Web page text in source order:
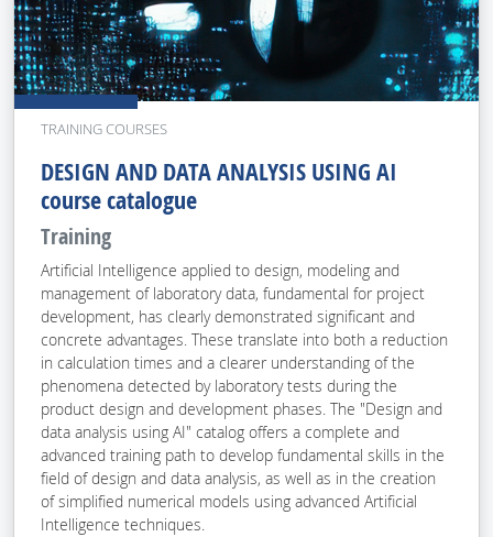
TRAINING COURSES
DESIGN AND DATA ANALYSIS USING AI
course catalogue
Training
Artificial Intelligence applied to design, modeling and
management of laboratory data, fundamental for project
development, has clearly demonstrated significant and
concrete advantages. These translate into both a reduction
in calculation times and a clearer understanding of the
phenomena detected by laboratory tests during the
product design and development phases. The "Design and
data analysis using AI" catalog offers a complete and
advanced training path to develop fundamental skills in the
field of design and data analysis, as well as in the creation
of simplified numerical models using advanced Artificial
Intelligence techniques.